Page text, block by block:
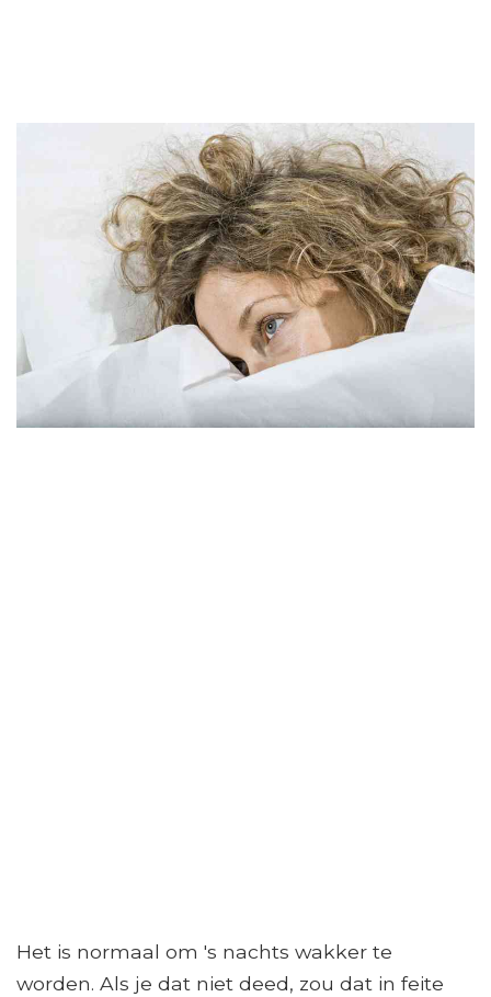
Het is normaal om 's nachts wakker te
worden. Als je dat niet deed, zou dat in feite